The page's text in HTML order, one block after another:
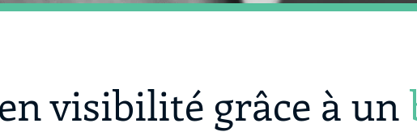
visibilité grâce à un